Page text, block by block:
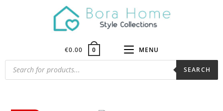
€0.00 0 MENU
Products
search
SEARCH